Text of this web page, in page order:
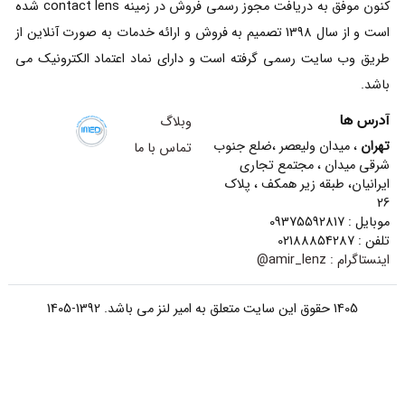
کنون موفق به دریافت مجوز رسمی فروش در زمینه contact lens شده
است و از سال 1398 تصمیم به فروش و ارائه خدمات به صورت آنلاین از
طریق وب سایت رسمی گرفته است و دارای نماد اعتماد الکترونیک می
باشد.
آدرس ها
تهران ، میدان ولیعصر ،ضلع جنوب
شرقی میدان ، مجتمع تجاری
ایرانیان، طبقه زیر همکف ، پلاک
26
موبایل : 09375592817
تلفن : 02188854287
اینستاگرام : amir_lenz@
وبلاگ
تماس با ما
1405 حقوق این سایت متعلق به امیر لنز می باشد. 1392-1405